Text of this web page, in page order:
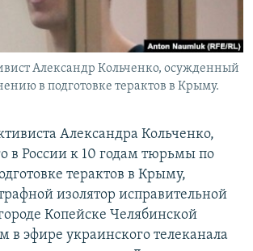
Александр Кольченко, осужденный
в подготовке терактов в Крыму.
Александра Кольченко,
в России к 10 годам тюрьмы по
терактов в Крыму,
изолятор исправительной
Копейске Челябинской
в эфире украинского телеканала